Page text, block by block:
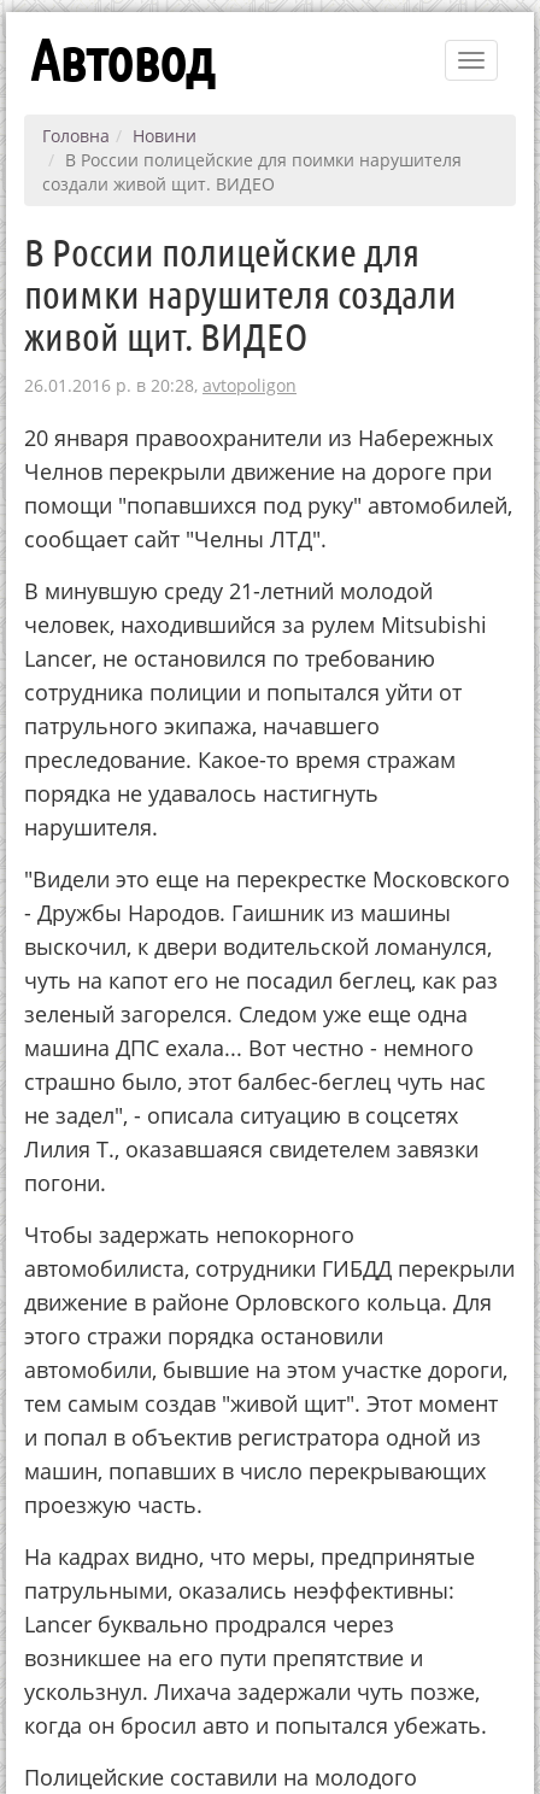
Toggle
Автовод
Головна
Новини
В России полицейские для поимки нарушителя
создали живой щит. ВИДЕО
В России полицейские для
поимки нарушителя создали
живой щит. ВИДЕО
26.01.2016 р. в 20:28, avtopoligon
20 января правоохранители из Набережных
Челнов перекрыли движение на дороге при
помощи "попавшихся под руку" автомобилей,
сообщает сайт "Челны ЛТД".
В минувшую среду 21-летний молодой
человек, находившийся за рулем Mitsubishi
Lancer, не остановился по требованию
сотрудника полиции и попытался уйти от
патрульного экипажа, начавшего
преследование. Какое-то время стражам
порядка не удавалось настигнуть
нарушителя.
"Видели это еще на перекрестке Московского
- Дружбы Народов. Гаишник из машины
выскочил, к двери водительской ломанулся,
чуть на капот его не посадил беглец, как раз
зеленый загорелся. Следом уже еще одна
машина ДПС ехала... Вот честно - немного
страшно было, этот балбес-беглец чуть нас
не задел", - описала ситуацию в соцсетях
Лилия Т., оказавшаяся свидетелем завязки
погони.
Чтобы задержать непокорного
автомобилиста, сотрудники ГИБДД перекрыли
движение в районе Орловского кольца. Для
этого стражи порядка остановили
автомобили, бывшие на этом участке дороги,
тем самым создав "живой щит". Этот момент
и попал в объектив регистратора одной из
машин, попавших в число перекрывающих
проезжую часть.
На кадрах видно, что меры, предпринятые
патрульными, оказались неэффективны:
Lancer буквально продрался через
возникшее на его пути препятствие и
ускользнул. Лихача задержали чуть позже,
когда он бросил авто и попытался убежать.
Полицейские составили на молодого